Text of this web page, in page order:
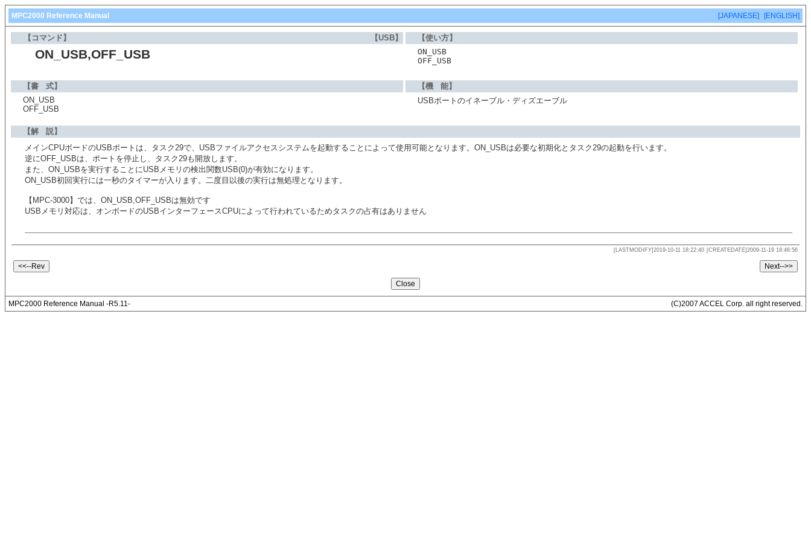
MPC2000 Reference Manual [JAPANESE] [ENGLISH]
【コマンド】 【USB】 【使い方】
ON_USB,OFF_USB
ON_USB
OFF_USB
【書 式】
【機 能】
ON_USB
OFF_USB
USBボートのイネーブル・ディズエーブル
【解 説】
メインCPUボードのUSBポートは、タスク29で、USBファイルアクセスシステムを起動することによって使用可能となります。ON_USBは必要な初期化とタスク29の起動を行います。
逆にOFF_USBは、ポートを停止し、タスク29も開放します。
また、ON_USBを実行することにUSBメモリの検出関数USB(0)が有効になります。
ON_USB初回実行には一秒のタイマーが入ります。二度目以後の実行は無処理となります。
【MPC-3000】では、ON_USB,OFF_USBは無効です
USBメモリ対応は、オンボードのUSBインターフェースCPUによって行われているためタスクの占有はありません
[LASTMODIFY]2019-10-11 18:22:40 [CREATEDATE]2009-11-19 18:46:56
MPC2000 Reference Manual -R5.11- (C)2007 ACCEL Corp. all right reserved.